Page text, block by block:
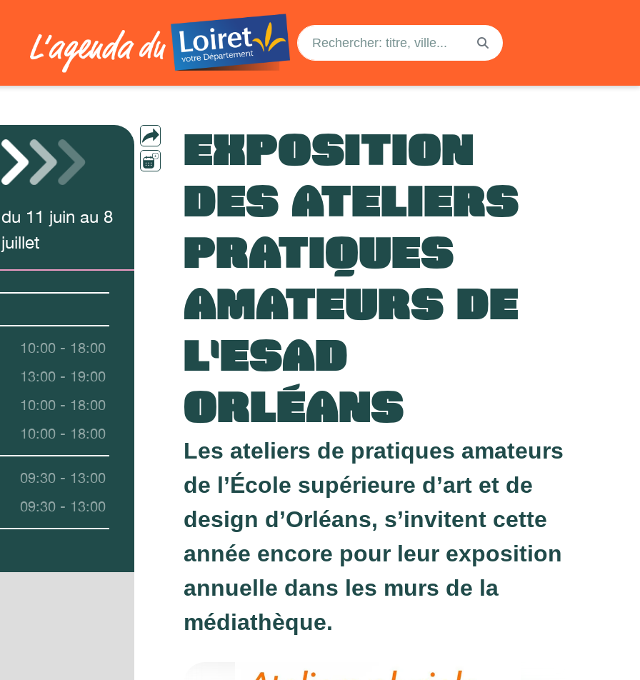
EXPOSITION
DES ATELIERS
PRATIQUES
AMATEURS DE
L'ESAD
ORLÉANS
du 11 juin au 8
juillet
10:00 - 18:00
13:00 - 19:00
10:00 - 18:00
10:00 - 18:00
09:30 - 13:00
09:30 - 13:00
Les ateliers de pratiques amateurs
de l’École supérieure d’art et de
design d’Orléans, s’invitent cette
année encore pour leur exposition
annuelle dans les murs de la
médiathèque.